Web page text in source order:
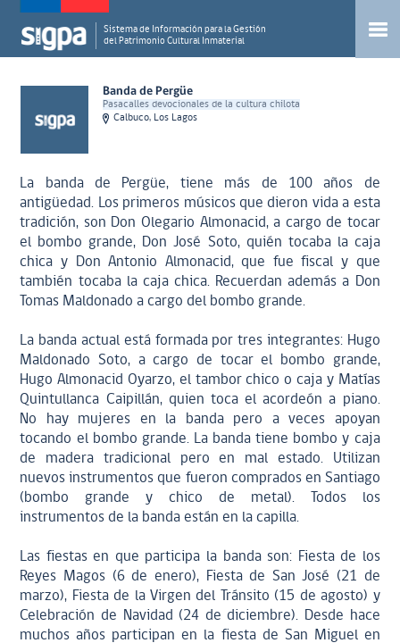
Sistema de Información para la Gestión
del Patrimonio Cultural Inmaterial
Banda de Pergüe
Pasacalles devocionales de la cultura chilota
Calbuco, Los Lagos
La banda de Pergüe, tiene más de 100 años de
antigüedad. Los primeros músicos que dieron vida a esta
tradición, son Don Olegario Almonacid, a cargo de tocar
el bombo grande, Don José Soto, quién tocaba la caja
chica y Don Antonio Almonacid, que fue fiscal y que
también tocaba la caja chica. Recuerdan además a Don
Tomas Maldonado a cargo del bombo grande.
La banda actual está formada por tres integrantes: Hugo
Maldonado Soto, a cargo de tocar el bombo grande,
Hugo Almonacid Oyarzo, el tambor chico o caja y Matías
Quintullanca Caipillán, quien toca el acordeón a piano.
No hay mujeres en la banda pero a veces apoyan
tocando el bombo grande. La banda tiene bombo y caja
de madera tradicional pero en mal estado. Utilizan
nuevos instrumentos que fueron comprados en Santiago
(bombo grande y chico de metal). Todos los
instrumentos de la banda están en la capilla.
Las fiestas en que participa la banda son: Fiesta de los
Reyes Magos (6 de enero), Fiesta de San José (21 de
marzo), Fiesta de la Virgen del Tránsito (15 de agosto) y
Celebración de Navidad (24 de diciembre). Desde hace
muchos años participan en la fiesta de San Miguel en